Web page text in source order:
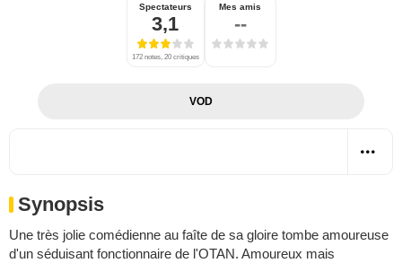
Spectateurs
3,1
172 notes, 20 critiques
Mes amis
--
VOD
Synopsis
Une très jolie comédienne au faîte de sa gloire tombe amoureuse
d'un séduisant fonctionnaire de l'OTAN. Amoureux mais